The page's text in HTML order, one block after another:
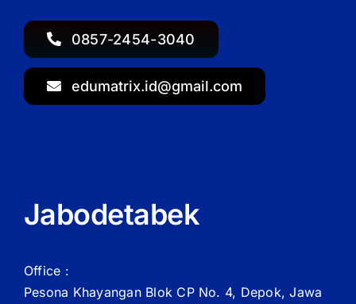
0857-2454-3040
edumatrix.id@gmail.com
Jabodetabek
Office :
Pesona Khayangan Blok CP No. 4, Depok, Jawa